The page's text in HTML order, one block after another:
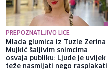
PREPOZNATLJIVO LICE
Mlada glumica iz Tuzle Zerina
Mujkić šaljivim snimcima
osvaja publiku: Ljude je uvijek
teže nasmijati nego rasplakati